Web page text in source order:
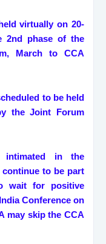
virtually on 20-
2nd phase of the
March to CCA
to be held
the Joint Forum
intimated in the
to be part
wait for positive
Conference on
may skip the CCA